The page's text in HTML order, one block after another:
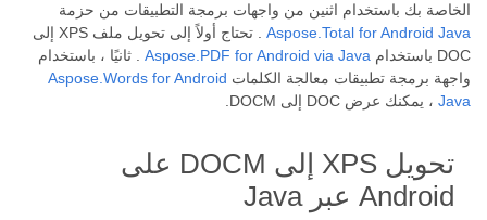
الخاصة بك باستخدام اثنين من واجهات برمجة التطبيقات من حزمة
Aspose.Total for Android Java
. تحتاج أولاً إلى تحويل ملف XPS إلى
DOC باستخدام
Aspose.PDF for Android via Java . ثانيًا ، باستخدام
واجهة برمجة تطبيقات معالجة الكلمات Aspose.Words for Android
Java ، يمكنك عرض DOC إلى DOCM.
تحويل XPS إلى DOCM على
Android عبر Java